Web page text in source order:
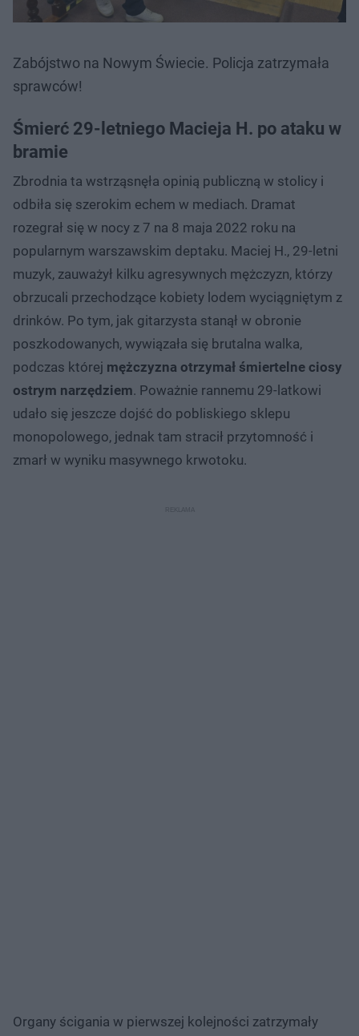
Zabójstwo na Nowym Świecie. Policja zatrzymała
sprawców!
Śmierć 29-letniego Macieja H. po ataku w
bramie
Zbrodnia ta wstrząsnęła opinią publiczną w stolicy i
odbiła się szerokim echem w mediach. Dramat
rozegrał się w nocy z 7 na 8 maja 2022 roku na
popularnym warszawskim deptaku. Maciej H., 29-letni
muzyk, zauważył kilku agresywnych mężczyzn, którzy
obrzucali przechodzące kobiety lodem wyciągniętym z
drinków. Po tym, jak gitarzysta stanął w obronie
poszkodowanych, wywiązała się brutalna walka,
podczas której mężczyzna otrzymał śmiertelne ciosy
ostrym narzędziem. Poważnie rannemu 29-latkowi
udało się jeszcze dojść do pobliskiego sklepu
monopolowego, jednak tam stracił przytomność i
zmarł w wyniku masywnego krwotoku.
Organy ścigania w pierwszej kolejności zatrzymały